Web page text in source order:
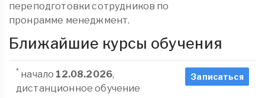
переподготовки сотрудников по
пронрамме менеджмент.
Ближайшие курсы обучения
* начало 12.08.2026,
дистанционное обучение
Записаться